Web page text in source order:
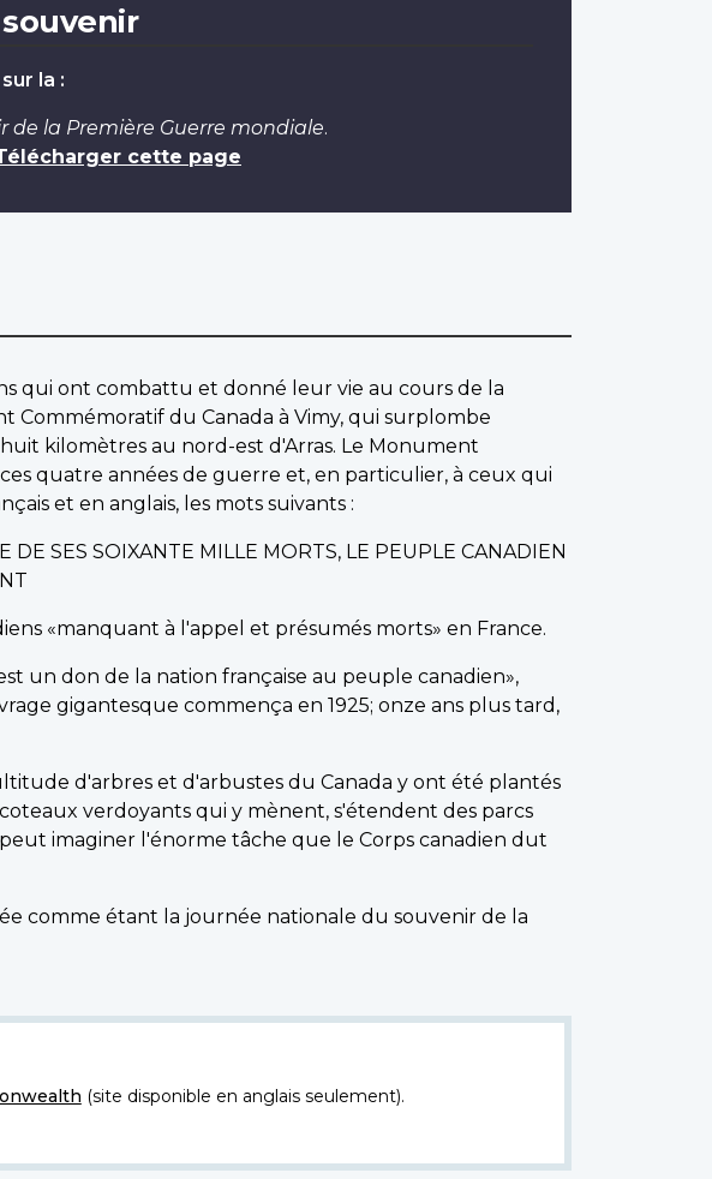
la :
de la Première Guerre mondiale.
cette page
qui ont combattu et donné leur vie au cours de la
Commémoratif du Canada à Vimy, qui surplombe
kilomètres au nord-est d'Arras. Le Monument
quatre années de guerre et, en particulier, à ceux qui
et en anglais, les mots suivants :
SES SOIXANTE MILLE MORTS, LE PEUPLE CANADIEN
«manquant à l'appel et présumés morts» en France.
un don de la nation française au peuple canadien»,
gigantesque commença en 1925; onze ans plus tard,
d'arbres et d'arbustes du Canada y ont été plantés
verdoyants qui y mènent, s'étendent des parcs
imaginer l'énorme tâche que le Corps canadien dut
comme étant la journée nationale du souvenir de la
(site disponible en anglais seulement).